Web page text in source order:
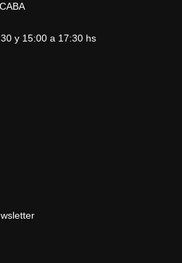
y 15:00 a 17:30 hs